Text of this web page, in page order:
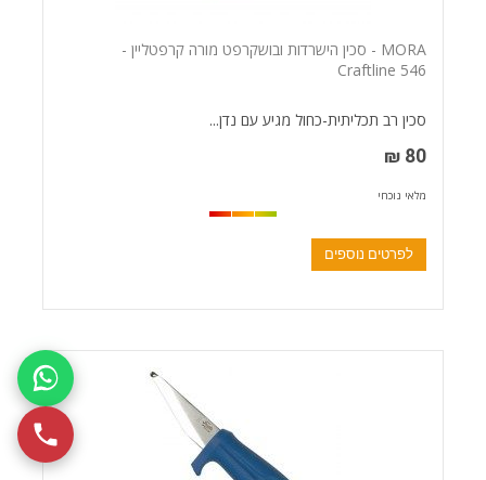
MORA - סכין הישרדות ובושקרפט מורה קרפטליין -
Craftline 546
סכין רב תכליתית-כחול מגיע עם נדן...
80 ₪
מלאי נוכחי
לפרטים נוספים